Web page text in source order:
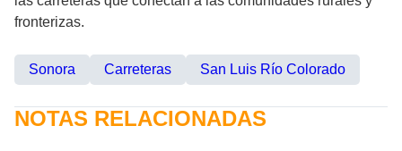
fronterizas.
Sonora Carreteras San Luis Río Colorado
NOTAS RELACIONADAS